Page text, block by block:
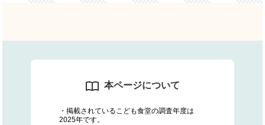
本ページについて
・掲載されているこども食堂の調査年度は
2025年です。